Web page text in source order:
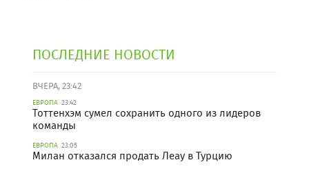
ПОСЛЕДНИЕ НОВОСТИ
ВЧЕРА, 23:42
ЕВРОПА 23:42
Тоттенхэм сумел сохранить одного из лидеров
команды
ЕВРОПА 23:05
Милан отказался продать Леау в Турцию